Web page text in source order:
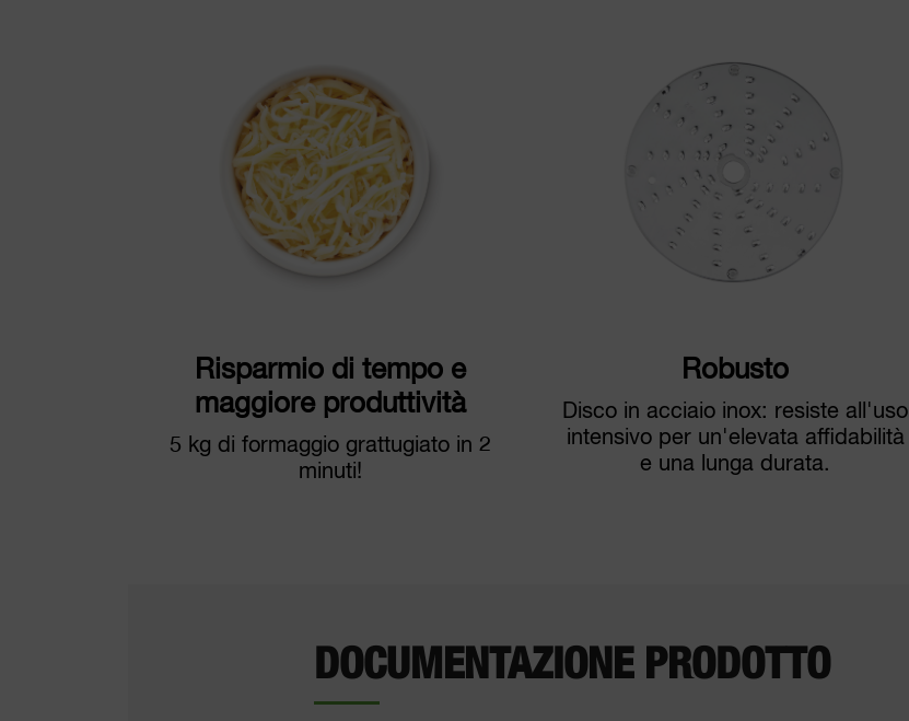
Risparmio di tempo e
maggiore produttività
5 kg di formaggio grattugiato in 2
minuti!
Robusto
Disco in acciaio inox: resiste all'uso
intensivo per un'elevata affidabilità
e una lunga durata.
DOCUMENTAZIONE PRODOTTO